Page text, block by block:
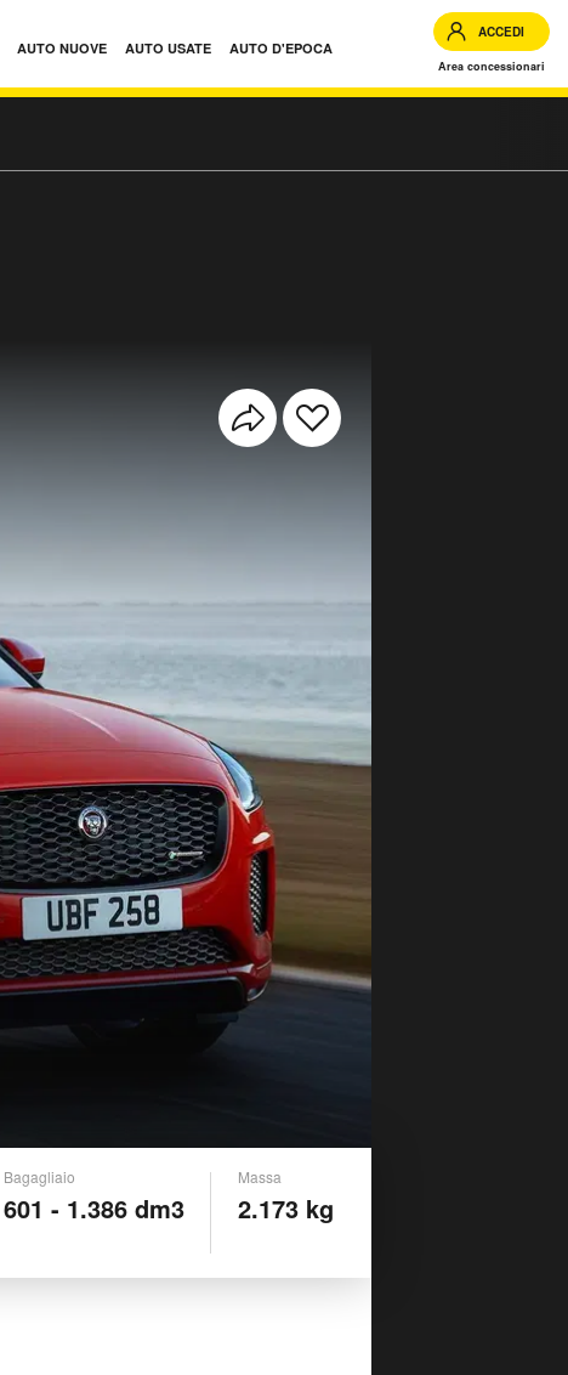
AUTO NUOVE AUTO USATE AUTO D'EPOCA
ACCEDI
Area concessionari
Bagagliaio
601 - 1.386 dm3
Massa
2.173 kg